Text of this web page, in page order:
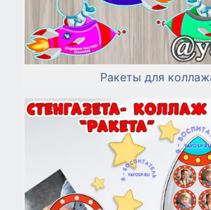
Ракеты для